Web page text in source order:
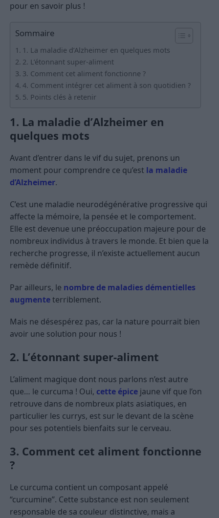
pour en savoir plus !
Sommaire
1. La maladie d’Alzheimer en quelques mots
2. L’étonnant super-aliment
3. Comment cet aliment fonctionne ?
4. Comment intégrer cet aliment à son quotidien ?
5. Points clés à retenir
1. La maladie d’Alzheimer en
quelques mots
Avant d’entrer dans le vif du sujet, prenons un
moment pour comprendre ce qu’est la maladie
d’Alzheimer.
C’est une maladie neurodégénérative progressive qui
affecte la mémoire, la pensée et le comportement.
Elle est devenue une préoccupation majeure pour de
nombreux individus à travers le monde. Et bien que la
recherche progresse, il n’existe actuellement aucun
remède définitif.
Par ailleurs, le nombre de maladies démentielles
augmenteterriblement.
Mais ne désespérez pas, car la nature pourrait bien
avoir une solution pour nous !
2. L’étonnant super-aliment
L’aliment magique dont nous parlons n’est autre
que… le curcuma ! Oui, cette épice jaune vif que l’on
retrouve dans de nombreux plats asiatiques, en
particulier les currys, est sur le devant de la scène
pour ses potentiels bienfaits sur le cerveau.
3. Comment cet aliment fonctionne
?
Le curcuma contient un composant appelé
“curcumine”. Cette substance est non seulement
responsable de sa couleur distinctive, mais a